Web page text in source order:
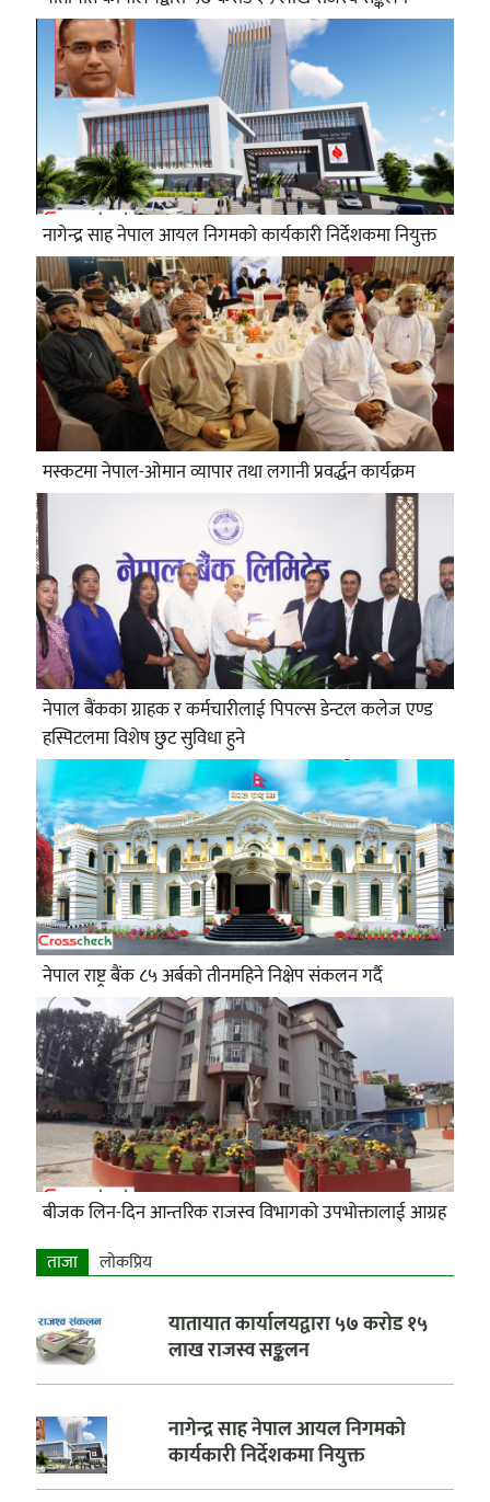
नागेन्द्र साह नेपाल आयल निगमको कार्यकारी निर्देशकमा नियुक्त
मस्कटमा नेपाल-ओमान व्यापार तथा लगानी प्रवर्द्धन कार्यक्रम
नेपाल बैंकका ग्राहक र कर्मचारीलाई पिपल्स डेन्टल कलेज एण्ड
हस्पिटलमा विशेष छुट सुविधा हुने
नेपाल राष्ट्र बैंक ८५ अर्बको तीनमहिने निक्षेप संकलन गर्दै
बीजक लिन-दिन आन्तरिक राजस्व विभागको उपभोक्तालाई आग्रह
ताजा लाेकप्रिय
यातायात कार्यालयद्वारा ५७ करोड १५
लाख राजस्व सङ्कलन
नागेन्द्र साह नेपाल आयल निगमको
कार्यकारी निर्देशकमा नियुक्त